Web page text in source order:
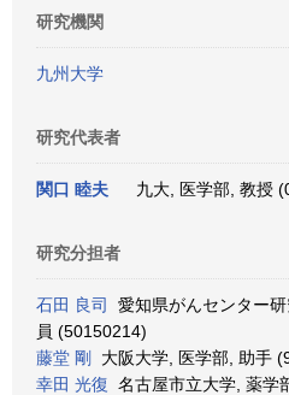
研究機関
九州大学
研究代表者
関口 睦夫 九大, 医学部, 教授
研究分担者
石田 良司
愛知県がんセンター
員 (50150214)
藤堂 剛
大阪大学, 医学部, 助手
幸田 光復 名古屋市立大学, 薬学